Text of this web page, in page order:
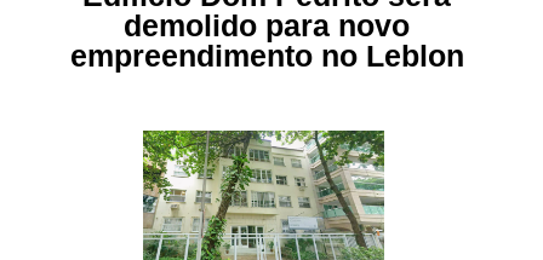
demolido para novo
empreendimento no Leblon